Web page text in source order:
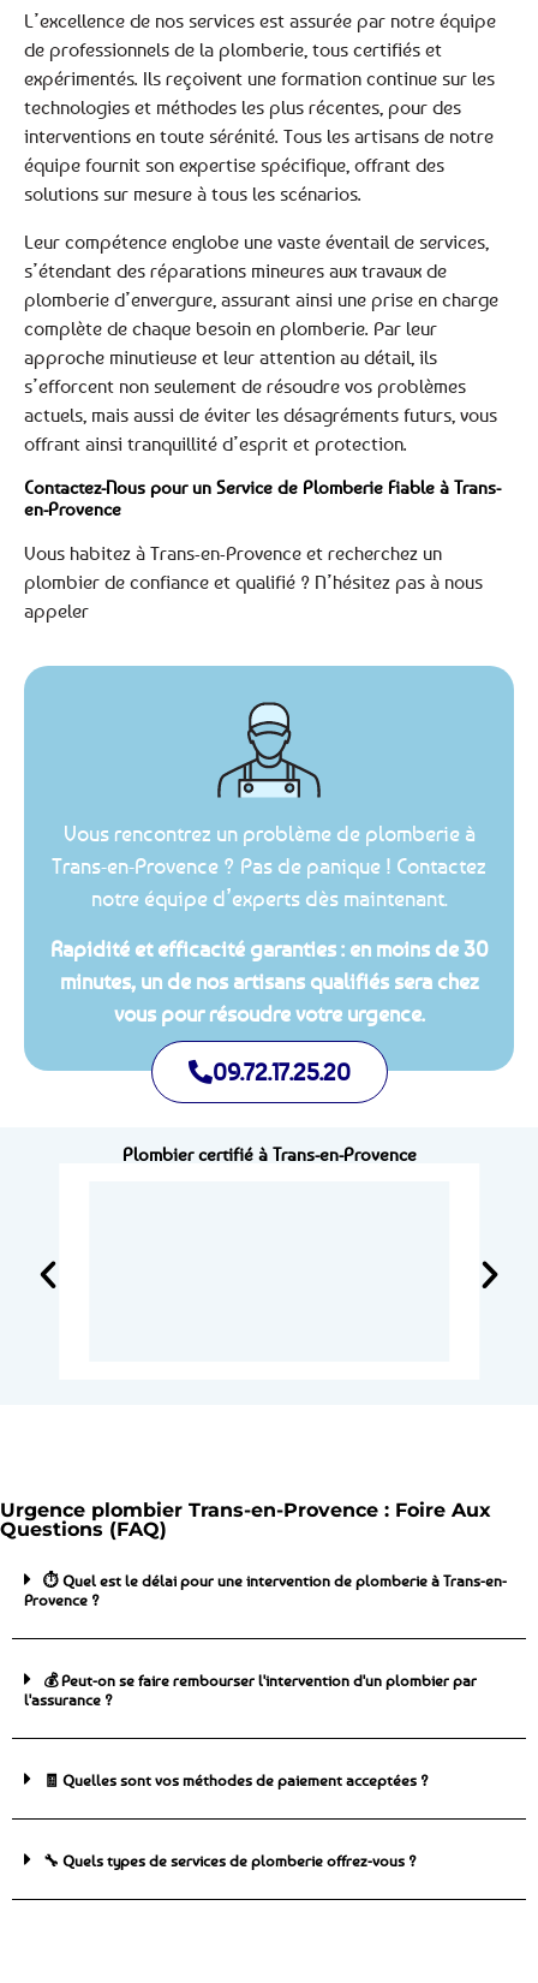
L’excellence de nos services est assurée par notre équipe
de professionnels de la plomberie, tous certifiés et
expérimentés. Ils reçoivent une formation continue sur les
technologies et méthodes les plus récentes, pour des
interventions en toute sérénité. Tous les artisans de notre
équipe fournit son expertise spécifique, offrant des
solutions sur mesure à tous les scénarios.
Leur compétence englobe une vaste éventail de services,
s’étendant des réparations mineures aux travaux de
plomberie d’envergure, assurant ainsi une prise en charge
complète de chaque besoin en plomberie. Par leur
approche minutieuse et leur attention au détail, ils
s’efforcent non seulement de résoudre vos problèmes
actuels, mais aussi de éviter les désagréments futurs, vous
offrant ainsi tranquillité d’esprit et protection.
Contactez-Nous pour un Service de Plomberie Fiable à Trans-
en-Provence
Vous habitez à Trans-en-Provence et recherchez un
plombier de confiance et qualifié ? N’hésitez pas à nous
appeler
Vous rencontrez un problème de plomberie à
Trans-en-Provence ? Pas de panique ! Contactez
notre équipe d’experts dès maintenant.
Rapidité et efficacité garanties : en moins de 30
minutes, un de nos artisans qualifiés sera chez
vous pour résoudre votre urgence.
09.72.17.25.20
Plombier certifié à Trans-en-Provence
Urgence plombier Trans-en-Provence : Foire Aux
Questions (FAQ)
⏱️ Quel est le délai pour une intervention de plomberie à Trans-en-
Provence ?
💰 Peut-on se faire rembourser l'intervention d'un plombier par
l'assurance ?
🧾 Quelles sont vos méthodes de paiement acceptées ?
🔧 Quels types de services de plomberie offrez-vous ?